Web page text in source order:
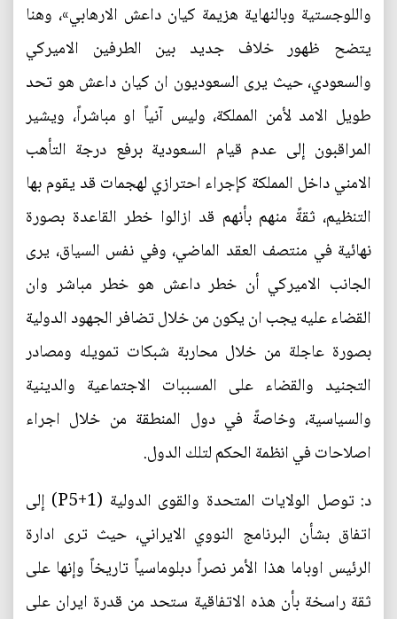
واللوجستية وبالنهاية هزيمة كيان داعش الارهابي»، وهنا
يتضح ظهور خلاف جديد بين الطرفين الاميركي
والسعودي، حيث يرى السعوديون ان كيان داعش هو تحد
طويل الامد لأمن المملكة، وليس آنياً او مباشراً، ويشير
المراقبون إلى عدم قيام السعودية برفع درجة التأهب
الامني داخل المملكة كإجراء احترازي لهجمات قد يقوم بها
التنظيم، ثقةً منهم بأنهم قد ازالوا خطر القاعدة بصورة
نهائية في منتصف العقد الماضي، وفي نفس السياق، يرى
الجانب الاميركي أن خطر داعش هو خطر مباشر وان
القضاء عليه يجب ان يكون من خلال تضافر الجهود الدولية
بصورة عاجلة من خلال محاربة شبكات تمويله ومصادر
التجنيد والقضاء على المسببات الاجتماعية والدينية
والسياسية، وخاصةً في دول المنطقة من خلال اجراء
اصلاحات في انظمة الحكم لتلك الدول.
د: توصل الولايات المتحدة والقوى الدولية (P5+1) إلى
اتفاق بشأن البرنامج النووي الايراني، حيث ترى ادارة
الرئيس اوباما هذا الأمر نصراً دبلوماسياً تاريخاً وإنها على
ثقة راسخة بأن هذه الاتفاقية ستحد من قدرة ايران على